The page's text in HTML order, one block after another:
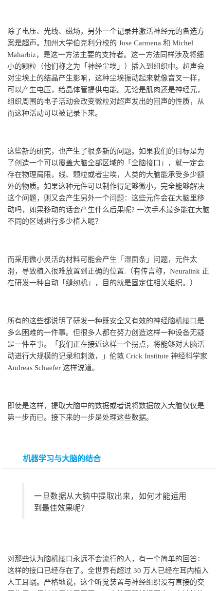
除了电压、光线、磁场，另外一个记录并激活神经元的备选方
案是超声。加州大学伯克利分校的 Jose Carmena 和 Michel
Maharbiz，是这一方法主要的支持者。这一方法同样涉及将细
小的颗粒（他们称之为「神经尘埃」）插入到组织中。超声会
对尘埃上的结晶产生影响，这种尘埃振动起来就像音叉一样，
可以产生电压，给晶体管提供电能。无论是肌肉还是神经元，
组织周围的电子活动会改变微粒对超声发出的回声的性质，从
而这种活动可以被记录下来。
这些新的研究，也产生了很多新的问题。如果我们的目标是为
了创造一个可以覆盖大脑全部区域的「全脑接口」，就一定会
存在物理局限，线、颗粒或者尘埃，人类的大脑能承受多少额
外的物质。如果这种元件可以制作得足够微小，完全能够解决
这个问题，则又会产生另外一个问题：这些元件会在大脑里移
动吗，如果移动的话会产生什么后果呢? 一次手术最多能在大脑
不同的区域进行多少植入呢？
而采用微小灵活的材料可能会产生「湿面条」问题，元件太
滑，导致植入很难放置到正确的位置.（有传言称，Neuralink 正
在研发一种自动「缝纫机」，目的就是固定住相关组织。）
所有的这些都说明了研发一种既安全又有效的神经脑机接口是
多么困难的一件事。但很多人都在努力创造这样一种设备无疑
是一件幸事。「我们正在接近这样一个拐点，将能够对大脑活
动进行大规模的记录和刺激，」伦敦 Crick Institute 神经科学家
Andreas Schaefer 这样说道。
即使是这样，提取大脑中的数据或者说将数据放入大脑仅仅是
第一步而已。接下来的一步是处理这些数据。
机器学习与大脑的结合
一旦数据从大脑中提取出来，如何才能运用
到最佳效果呢？
对那些认为脑机接口永远不会流行的人，有一个简单的回答：
这样的接口已经存在了。全世界有超过 30 万人已经在耳内植入
人工耳蜗。严格地说，这个听觉装置与神经组织没有直接的交